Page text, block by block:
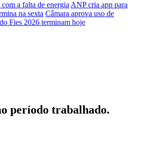
a falta de energia ANP cria app para
na sexta Câmara aprova uso de
Fies 2026 terminam hoje
período trabalhado.